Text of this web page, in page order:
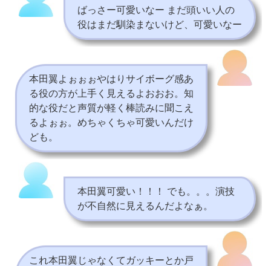
ばっさー可愛いなー まだ頭いい人の
役はまだ馴染まないけど、可愛いなー
本田翼よぉぉぉやはりサイボーグ感あ
る役の方が上手く見えるよおおお。知
的な役だと声質が軽く棒読みに聞こえ
るよぉぉ。めちゃくちゃ可愛いんだけ
ども。
本田翼可愛い！！！ でも。。。演技
が不自然に見えるんだよなぁ。
これ本田翼じゃなくてガッキーとか戸